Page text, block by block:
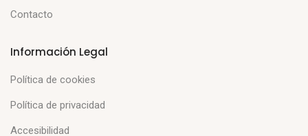
Contacto
Información Legal
Política de cookies
Política de privacidad
Accesibilidad